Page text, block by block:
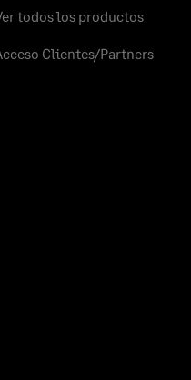
todos los productos
Clientes/Partners